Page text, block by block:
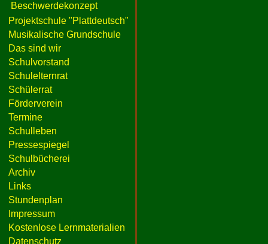
Beschwerdekonzept
Projektschule "Plattdeutsch"
Musikalische Grundschule
Das sind wir
Schulvorstand
Schulelternrat
Schülerrat
Förderverein
Termine
Schulleben
Pressespiegel
Schulbücherei
Archiv
Links
Stundenplan
Impressum
Kostenlose Lernmaterialien
Datenschutz